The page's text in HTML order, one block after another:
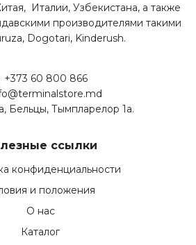
Италии, Узбекистана, а также
производителями такими
Dogotari, Kinderush.
+373 60 800 866
Бельцы, Тымпларелор 1а.
ссылки
конфиденциальности
и положения
О нас
Каталог